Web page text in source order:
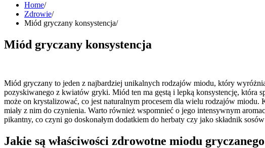
Home
Zdrowie
Miód gryczany konsystencja
Miód gryczany konsystencja
Miód gryczany to jeden z najbardziej unikalnych rodzajów miodu, który
pozyskiwanego z kwiatów gryki. Miód ten ma gęstą i lepką konsystencję, która
może on krystalizować, co jest naturalnym procesem dla wielu rodzajów
miały z nim do czynienia. Warto również wspomnieć o jego intensywnym
pikantny, co czyni go doskonałym dodatkiem do herbaty czy jako składnik
Jakie są właściwości zdrowotne miodu gryczanego